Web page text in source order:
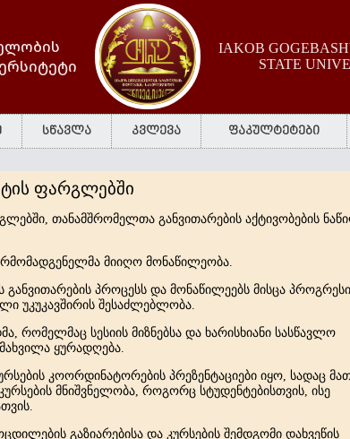
IAKOB
STATE
სწავლა კვლევა ფაკულტეტები
ფარგლებში
თანამშრომელთა განვითარების აქტივობების
მიიღო მონაწილეობა.
განვითარების პროცესს და მონაწილეებს მისცა
უკუკავშირის შესაძლებლობა.
რომელმაც სესიის მიზნებსა და ხარისხიანი სასწავლო
ყურადღება.
კოორდინატორების პრეზენტაციები იყო, სადაც
მნიშვნელობა, როგორც სტუდენტებისთვის, ისე
გაზიარებისა და კურსების შემდგომი დახვეწის